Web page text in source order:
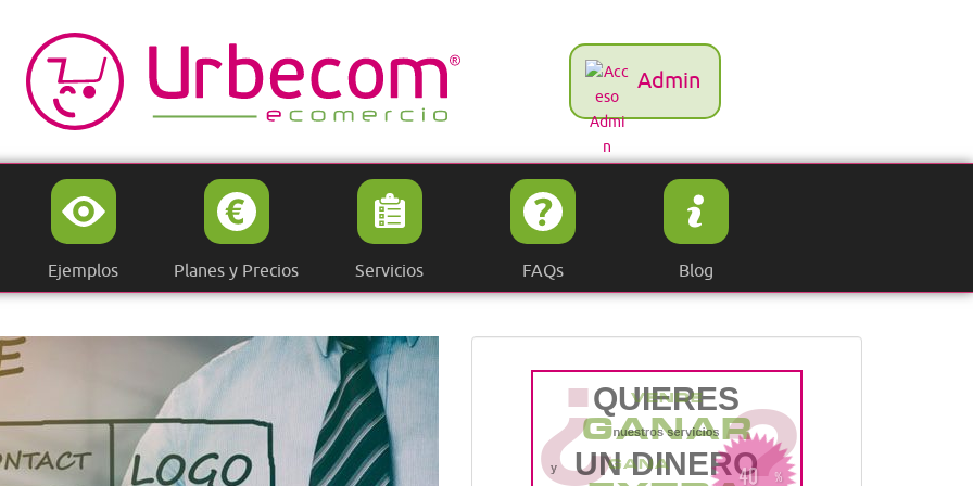
Admin
Ejemplos Planes y Precios Servicios FAQs Blog